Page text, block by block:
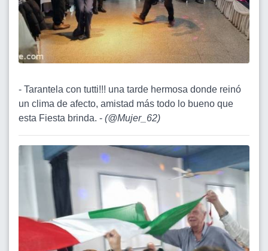
- Tarantela con tutti!!! una tarde hermosa donde reinó
un clima de afecto, amistad más todo lo bueno que
esta Fiesta brinda. - (@Mujer_62)